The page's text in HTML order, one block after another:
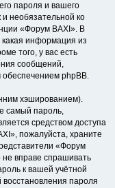
пароля и вашего
необязательной ко
«Форум BAXI». В
какая информация из
того, у вас есть
сообщений,
обеспечением phpBB.
хэшированием).
самый пароль,
средством доступа
пожалуйста, храните
«Форум
не вправе спрашивать
к вашей учётной
пароля